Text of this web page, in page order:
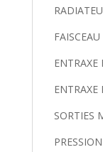
ENTRAXE
ENTRAXE
SORTIES